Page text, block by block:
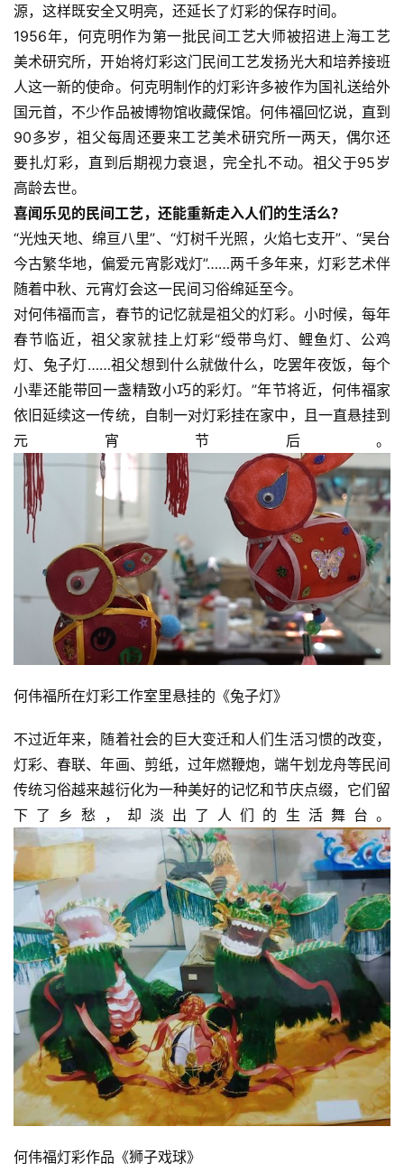
源，这样既安全又明亮，还延长了灯彩的保存时间。
1956年，何克明作为第一批民间工艺大师被招进上海工艺
美术研究所，开始将灯彩这门民间工艺发扬光大和培养接班
人这一新的使命。何克明制作的灯彩许多被作为国礼送给外
国元首，不少作品被博物馆收藏保馆。何伟福回忆说，直到
90多岁，祖父每周还要来工艺美术研究所一两天，偶尔还
要扎灯彩，直到后期视力衰退，完全扎不动。祖父于95岁
高龄去世。
喜闻乐见的民间工艺，还能重新走入人们的生活么？
“光烛天地、绵亘八里”、“灯树千光照，火焰七支开”、“吴台
今古繁华地，偏爱元宵影戏灯”……两千多年来，灯彩艺术伴
随着中秋、元宵灯会这一民间习俗绵延至今。
对何伟福而言，春节的记忆就是祖父的灯彩。小时候，每年
春节临近，祖父家就挂上灯彩“绶带鸟灯、鲤鱼灯、公鸡
灯、兔子灯……祖父想到什么就做什么，吃罢年夜饭，每个
小辈还能带回一盏精致小巧的彩灯。”年节将近，何伟福家
依旧延续这一传统，自制一对灯彩挂在家中，且一直悬挂到
元宵节后。
何伟福所在灯彩工作室里悬挂的《兔子灯》
不过近年来，随着社会的巨大变迁和人们生活习惯的改变，
灯彩、春联、年画、剪纸，过年燃鞭炮，端午划龙舟等民间
传统习俗越来越衍化为一种美好的记忆和节庆点缀，它们留
下了乡愁，却淡出了人们的生活舞台。
何伟福灯彩作品《狮子戏球》